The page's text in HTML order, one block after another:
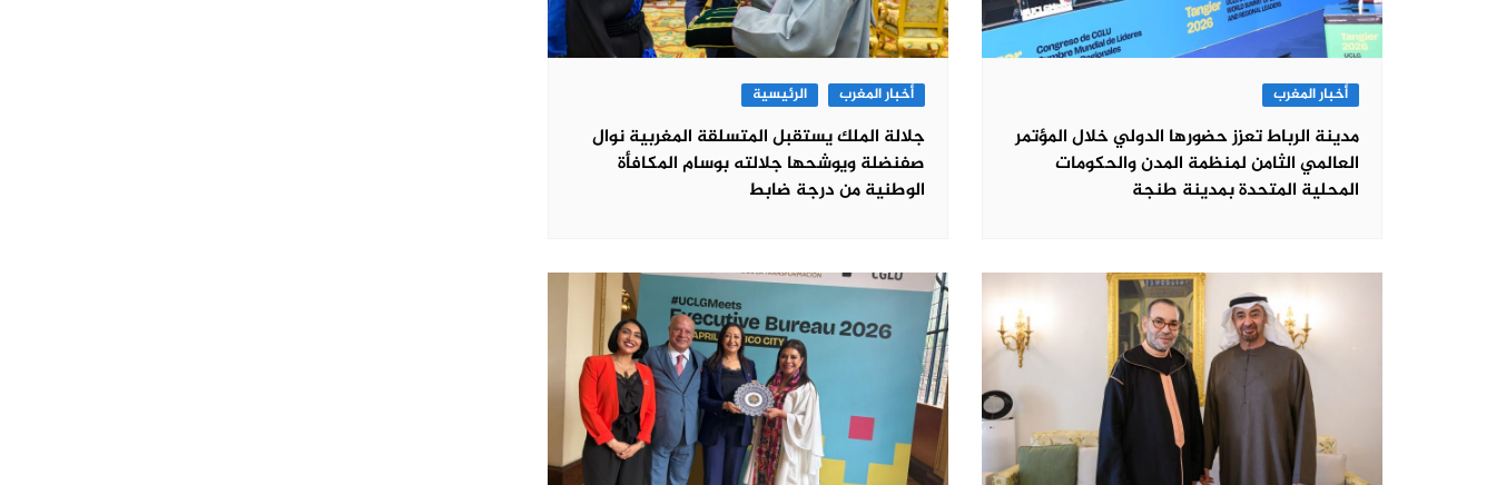
أخبار المغرب
مدينة الرباط تعزز حضورها الدولي خلال المؤتمر
العالمي الثامن لمنظمة المدن والحكومات
المحلية المتحدة بمدينة طنجة
أخبار المغرب الرئيسية
جلالة الملك يستقبل المتسلقة المغربية نوال
صفنضلة ويوشحها جلالته بوسام المكافأة
الوطنية من درجة ضابط